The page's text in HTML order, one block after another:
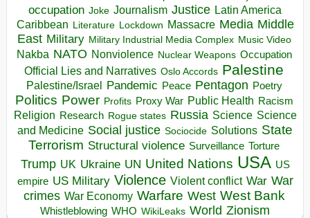
occupation Joke Journalism Justice Latin America
Caribbean Literature Lockdown Massacre Media Middle
East Military Military Industrial Media Complex Music Video
Nakba NATO Nonviolence Nuclear Weapons Occupation
Official Lies and Narratives Oslo Accords Palestine
Palestine/Israel Pandemic Peace Pentagon Poetry
Politics Power Profits Proxy War Public Health Racism
Religion Research Rogue states Russia Science Science
and Medicine Social justice Sociocide Solutions State
Terrorism Structural violence Surveillance Torture
Trump UK Ukraine UN United Nations USA US
empire US Military Violence Violent conflict War War
crimes War Economy Warfare West West Bank
Whistleblowing WHO WikiLeaks World Zionism